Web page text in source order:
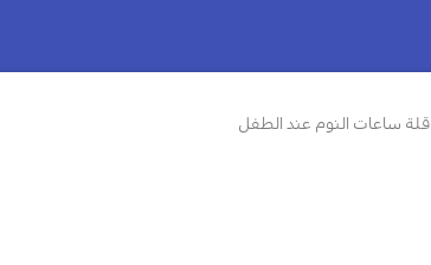
قلة ساعات النوم عند الطفل